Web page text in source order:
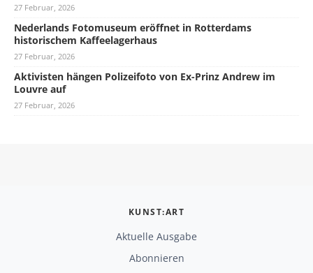
27 Februar, 2026
Nederlands Fotomuseum eröffnet in Rotterdams
historischem Kaffeelagerhaus
27 Februar, 2026
Aktivisten hängen Polizeifoto von Ex-Prinz Andrew im
Louvre auf
27 Februar, 2026
KUNST:ART
Aktuelle Ausgabe
Abonnieren